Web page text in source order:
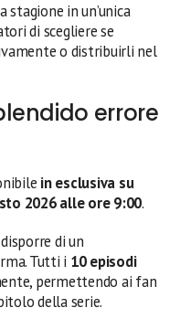
in un’unica
di scegliere se
o distribuirli nel
errore
in esclusiva su
2026 alle ore 9:00.
di un
Tutti i 10 episodi
permettendo ai fan
della serie.